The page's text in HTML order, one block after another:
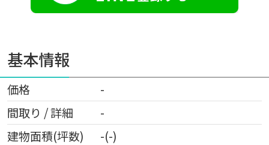
基本情報
価格
-
間取り / 詳細
-
建物面積(坪数)
-(-)